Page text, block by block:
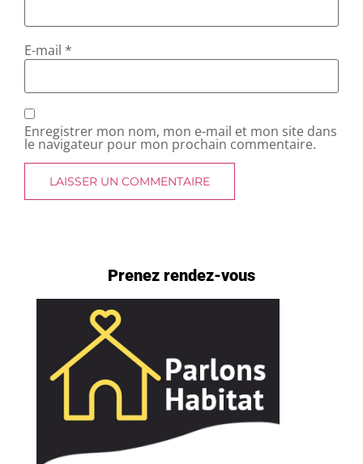
E-mail *
Enregistrer mon nom, mon e-mail et mon site dans
le navigateur pour mon prochain commentaire.
Prenez rendez-vous